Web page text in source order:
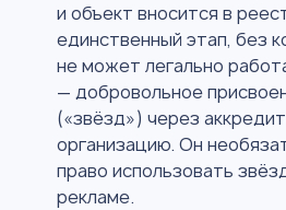
и объект вносится в
единственный этап, без
не может легально
— добровольное
(«звёзд») через
организацию. Он
право использовать
рекламе.